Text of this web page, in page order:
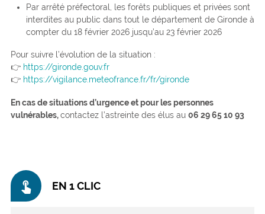
Par arrêté préfectoral, les forêts publiques et privées sont
interdites au public dans tout le département de Gironde à
compter du 18 février 2026 jusqu’au 23 février 2026
Pour suivre l’évolution de la situation :
👉 https://gironde.gouv.fr
👉 https://vigilance.meteofrance.fr/fr/gironde
En cas de situations d’urgence et pour les personnes
vulnérables,contactez l’astreinte des élus au 06 29 65 10 93
touch_app EN 1 CLIC